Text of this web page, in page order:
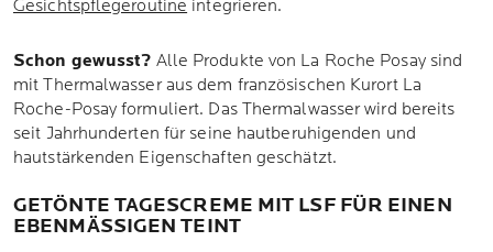
Gesichtspflegeroutine integrieren.
Schon gewusst? Alle Produkte von La Roche Posay sind
mit Thermalwasser aus dem französischen Kurort La
Roche-Posay formuliert. Das Thermalwasser wird bereits
seit Jahrhunderten für seine hautberuhigenden und
hautstärkenden Eigenschaften geschätzt.
GETÖNTE TAGESCREME MIT LSF FÜR EINEN
EBENMÄSSIGEN TEINT